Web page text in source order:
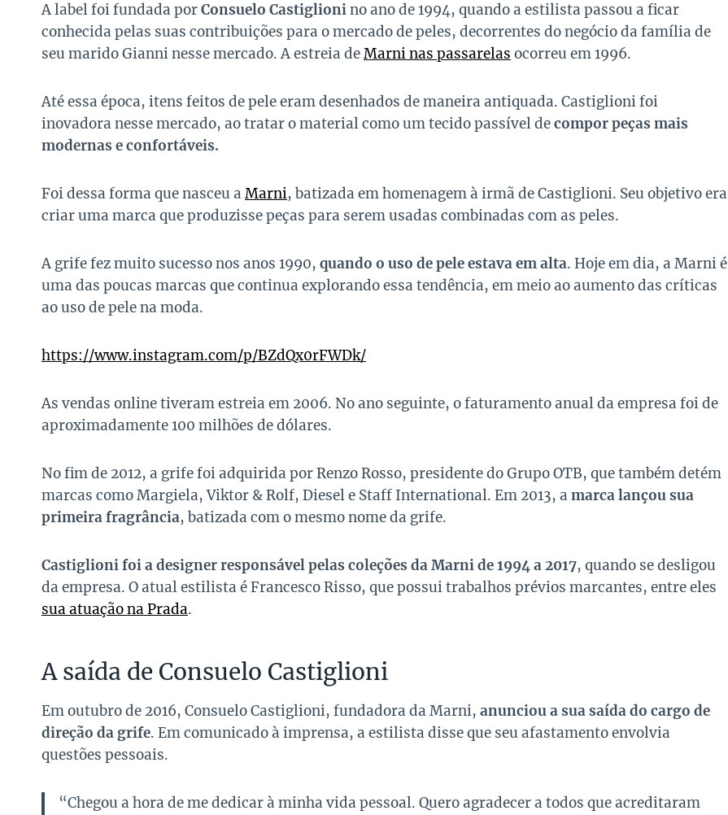
A label foi fundada porConsuelo Castiglionino ano de 1994, quando a estilista passou a ficar
conhecida pelas suas contribuições para o mercado de peles, decorrentes do negócio da família de
seu maridoGianni nesse mercado. A estreia deMarni nas passarelas ocorreu em 1996.
Até essa época, itens feitos de pele eram desenhados de maneira antiquada. Castiglioni foi
inovadora nesse mercado, ao tratar o material como um tecido passível decompor peças mais
modernas e confortáveis.
Foi dessa forma que nasceu a Marni, batizada em homenagem à irmã de Castiglioni. Seu objetivo era
criar uma marca que produzisse peças para serem usadas combinadas com as peles.
A grife fez muito sucesso nos anos 1990, quando o uso de pele estava em alta. Hoje em dia, a Marni é
uma das poucas marcas que continua explorando essa tendência, em meio ao aumento das críticas
ao uso de pele na moda.
https://www.instagram.com/p/BZdQx0rFWDk/
As vendas online tiveram estreia em 2006. No ano seguinte, o faturamento anual da empresa foi de
aproximadamente 100 milhões de dólares.
No fim de 2012, a grife foi adquirida por Renzo Rosso, presidente do Grupo OTB, que também detém
marcas como Margiela, Viktor & Rolf, Diesel e Staff International. Em 2013, a marca lançou sua
primeira fragrância, batizada com o mesmo nome da grife.
Castiglioni foi a designer responsável pelas coleções da Marni de 1994 a 2017, quando se desligou
da empresa. O atual estilista é Francesco Risso, que possui trabalhos prévios marcantes, entre eles
sua atuação na Prada.
A saída de Consuelo Castiglioni
Em outubro de 2016, Consuelo Castiglioni, fundadora da Marni, anunciou a sua saída do cargo de
direção da grife. Em comunicado à imprensa, a estilista disse que seu afastamento envolvia
questões pessoais.
“Chegou a hora de me dedicar à minha vida pessoal. Quero agradecer a todos que acreditaram